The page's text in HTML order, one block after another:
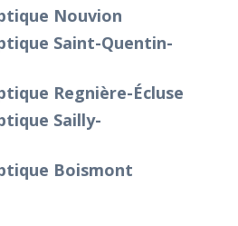
Nouvion
Saint-Quentin-
Regnière-Écluse
Sailly-
Boismont